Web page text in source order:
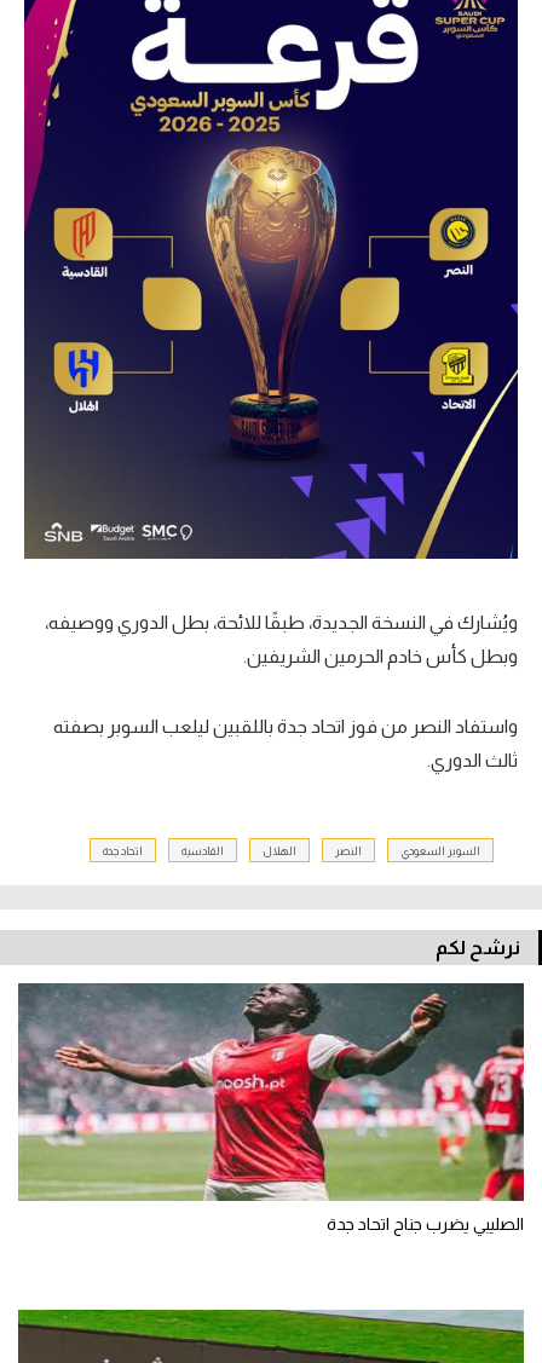
ويُشارك في النسخة الجديدة، طبقًا للائحة، بطل الدوري ووصيفه،
وبطل كأس خادم الحرمين الشريفين.
واستفاد النصر من فوز اتحاد جدة باللقبين ليلعب السوبر بصفته
ثالث الدوري.
السوبر السعودي النصر الهلال القادسية اتحاد جدة
نرشح لكم
الصليبي يضرب جناح اتحاد جدة